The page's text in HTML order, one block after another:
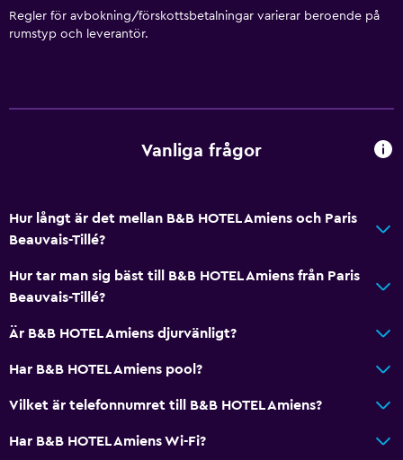
Badrum
Toalettpapper
Allmänt
Ljudisolerade rum
Ljudisolering
Familjerum
Heltäckningsmatta
Kabel- eller satellit-TV
Flat-screen TV
Regler för avbokning/förskottsbetalningar varierar beroende på
rumstyp och leverantör.
Vanliga frågor
Hur långt är det mellan B&B HOTEL Amiens och Paris
Beauvais-Tillé?
Hur tar man sig bäst till B&B HOTEL Amiens från Paris
Beauvais-Tillé?
Är B&B HOTEL Amiens djurvänligt?
Har B&B HOTEL Amiens pool?
Vilket är telefonnumret till B&B HOTEL Amiens?
Har B&B HOTEL Amiens Wi-Fi?